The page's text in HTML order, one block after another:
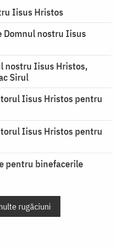
Iisus Hristos
Domnul nostru Iisus
nostru Iisus Hristos,
Sirul
Iisus Hristos pentru
Iisus Hristos pentru
pentru binefacerile
rugăciuni